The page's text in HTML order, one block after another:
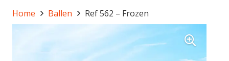
Home Ballen Ref 562 – Frozen